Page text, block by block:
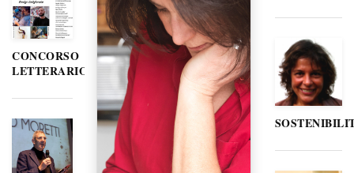
CONCORSO
LETTERARIO